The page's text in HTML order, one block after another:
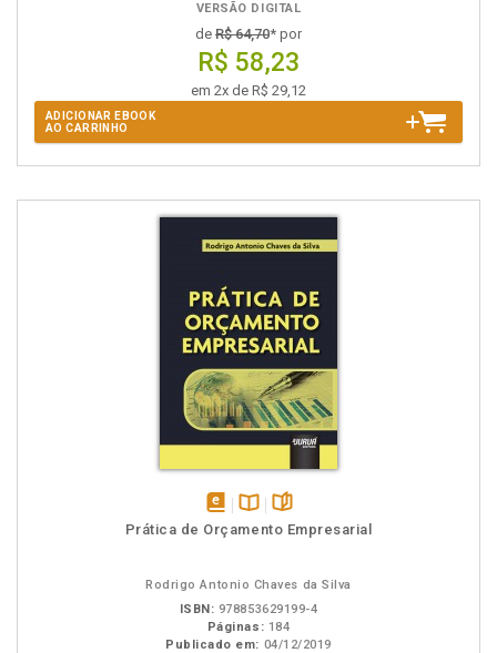
VERSÃO DIGITAL
de R$ 64,70* por
R$ 58,23
em 2x de R$ 29,12
ADICIONAR EBOOK
AO CARRINHO
disponívelDisponível
páginas
Prática de Orçamento Empresarial
Rodrigo Antonio Chaves da Silva
ISBN: 978853629199-4
Páginas: 184
Publicado em: 04/12/2019